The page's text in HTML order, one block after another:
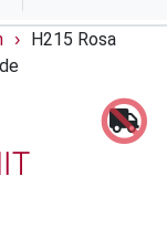
›
H215 Rosa